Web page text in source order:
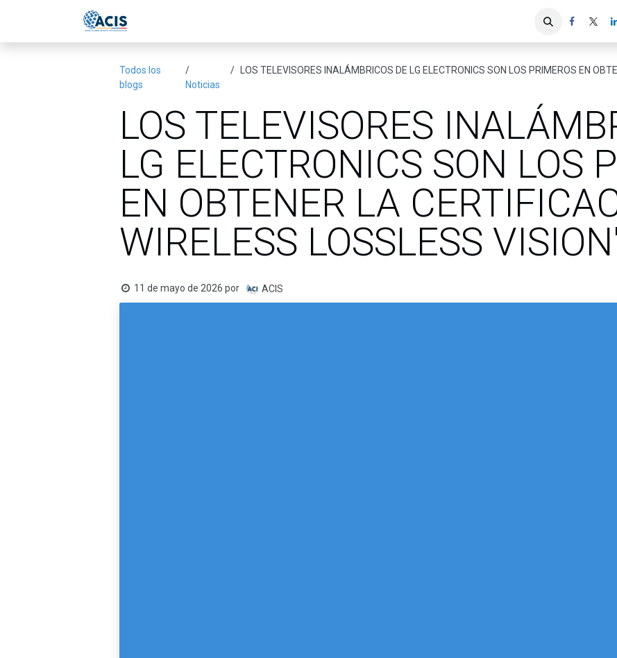
Todos los
blogs
Noticias
LOS TELEVISORES INALÁMBRICOS DE LG ELECTRONICS SON LOS PRIMEROS EN OBTENER LA
LOS TELEVISORES
LG ELECTRONICS SON LOS
EN OBTENER LA
WIRELESS LOSSLESS
11 de mayo de 2026 por ACIS